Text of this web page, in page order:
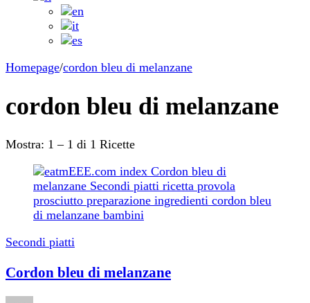
Homepage/cordon bleu di melanzane
cordon bleu di melanzane
Mostra: 1 – 1 di 1 Ricette
Secondi piatti
Cordon bleu di melanzane